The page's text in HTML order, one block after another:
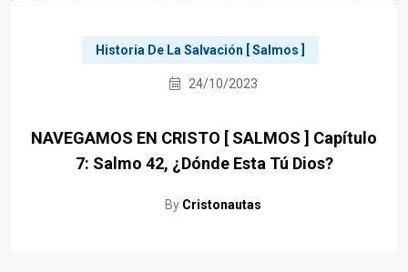
Historia De La Salvación [ Salmos ]
24/10/2023
NAVEGAMOS EN CRISTO [ SALMOS ] Capítulo
7: Salmo 42, ¿Dónde Esta Tú Dios?
By Cristonautas